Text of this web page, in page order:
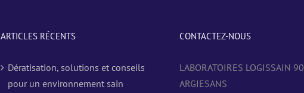
ARTICLES RÉCENTS
Dératisation, solutions et conseils
pour un environnement sain
CONTACTEZ-NOUS
LABORATOIRES LOGISSAIN
ARGIESANS